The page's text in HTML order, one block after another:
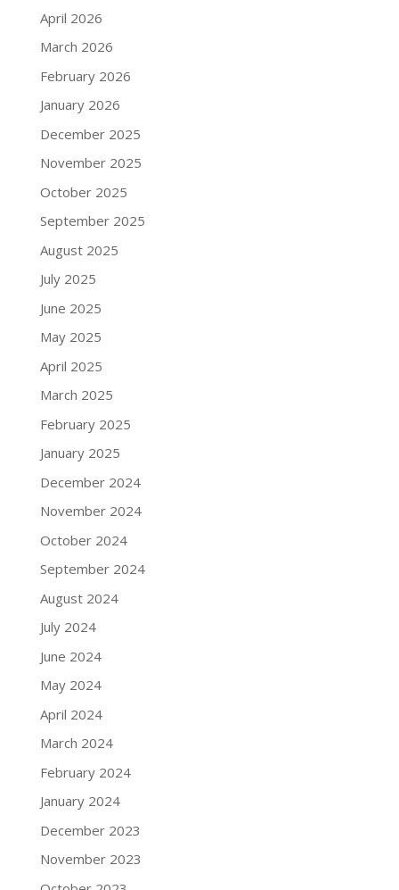
April 2026
March 2026
February 2026
January 2026
December 2025
November 2025
October 2025
September 2025
August 2025
July 2025
June 2025
May 2025
April 2025
March 2025
February 2025
January 2025
December 2024
November 2024
October 2024
September 2024
August 2024
July 2024
June 2024
May 2024
April 2024
March 2024
February 2024
January 2024
December 2023
November 2023